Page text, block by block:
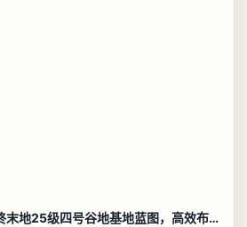
明日方舟终末地25级四号谷地基地蓝图，高效布局规划